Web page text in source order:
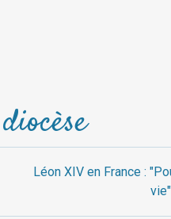
Léon XIV en France :
vie"